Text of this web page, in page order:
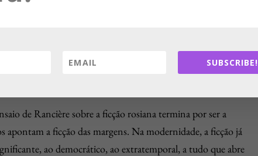
sem história onde as histórias podem desabrochar”.
que o conto “’Nenhum, nenhuma’ resume, em algumas
se estende por sete volumes: tão só o esquecimento é a
onde desabrocham as histórias de amor; e a vida verdadeira é
de Rancière sobre a ficção rosiana termina por ser a
apontam a ficção das margens. Na modernidade, a ficção já
ao democrático, ao extratemporal, a tudo que abre
SUBSCRIBE!